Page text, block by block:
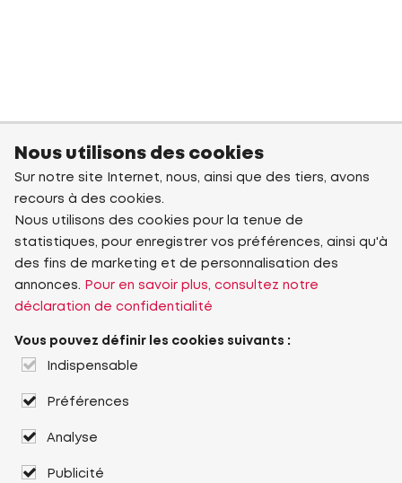
Nous utilisons des cookies
Sur notre site Internet, nous, ainsi que des tiers, avons
recours à des cookies.
Nous utilisons des cookies pour la tenue de
statistiques, pour enregistrer vos préférences, ainsi qu'à
des fins de marketing et de personnalisation des
annonces.
Pour en savoir plus, consultez notre
déclaration de confidentialité
Vous pouvez définir les cookies suivants :
Indispensable
Préférences
Analyse
Publicité